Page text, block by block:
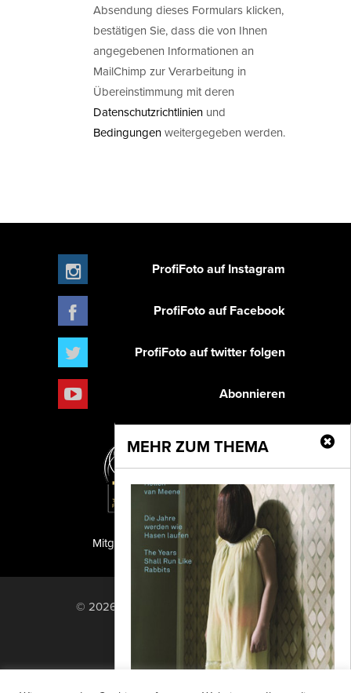
Absendung dieses Formulars klicken,
bestätigen Sie, dass die von Ihnen
angegebenen Informationen an
MailChimp zur Verarbeitung in
Übereinstimmung mit deren
Datenschutzrichtlinien und
Bedingungenweitergegeben werden.
MEHR ZUM THEMA
ProfiFoto auf Instagram
ProfiFoto auf Facebook
ProfiFoto auf twitter folgen
Abonnieren
PF Publishing GmbH
Mitglied der TIPA
© 2026 PF Publishing GmbH. All rights